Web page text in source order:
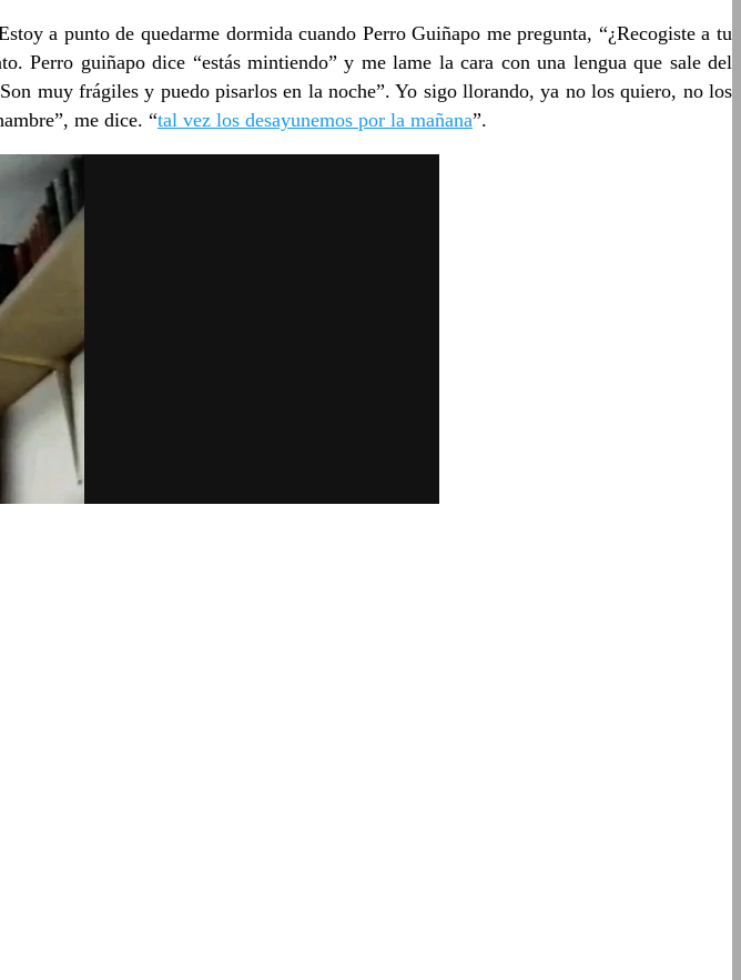
a punto de quedarme dormida cuando Perro Guiñapo me pregunta, “¿Recogiste a tu
Perro guiñapo dice “estás mintiendo” y me lame la cara con una lengua que sale del
muy frágiles y puedo pisarlos en la noche”. Yo sigo llorando, ya no los quiero, no los
me dice. “tal vez los desayunemos por la mañana”.